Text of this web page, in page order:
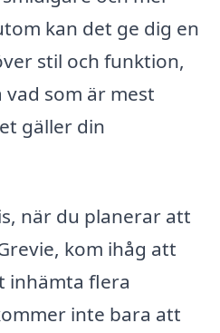
kan det ge dig en
stil och funktion,
som är mest
gäller din
när du planerar att
kom ihåg att
inhämta flera
inte bara att